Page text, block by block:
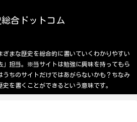
総合ドットコム
ざまな歴史を総合的に書いていくわかりやすい
」担当。※当サイトは勉強に興味を持ってもら
うちのサイトだけではあがらないかも？ちなみ
を書くことができるという意味です。